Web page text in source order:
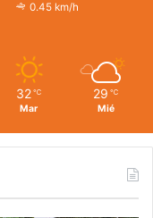
0.45 km/h
32 ℃
Mar
29 ℃
Mié